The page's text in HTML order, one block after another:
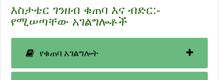
እስታቴር ገንዘብ ቁጠባ እና ብድር:-
የሚሠጣቸው አገልግሎቶች
የቁጠባ አገልግሎት